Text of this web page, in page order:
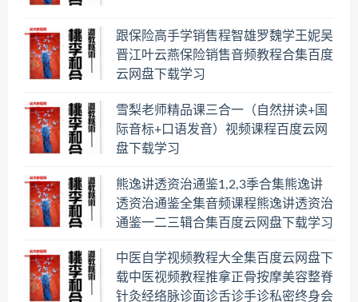
跟保险高手学销售程智雄罗魏学王妮吴
晋江叶云燕保险销售音频教程合集百度
云网盘下载学习
雪梨老师精品课三合一（自然拼读+国
际音标+口语发音）视频课程百度云网
盘下载学习
熊逸讲透资治通鉴1,2,3季合集熊逸讲
透资治通鉴全集音频课程熊逸讲透资治
通鉴一二三辑合集百度云网盘下载学习
中医自学视频教程大全集百度云网盘下
载中医视频教程推拿正骨按摩美容整脊
针灸经络脉诊面诊舌诊手诊私密终身会